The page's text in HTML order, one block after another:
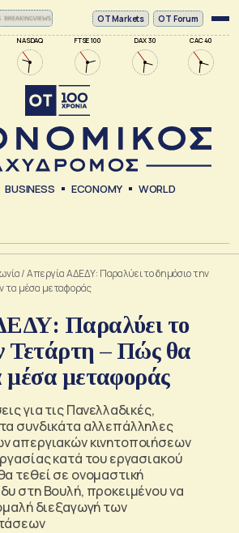
NASDAQ FTSE 100 DAX 30 CAC 40
ΟΤ Markets OT Forum
BUSINESS ECONOMY WORLD
/Απεργία ΑΔΕΔΥ: Παραλύει το δημόσιο την
τα μέσα μεταφοράς
Παραλύει το
Τετάρτη – Πώς θα
μέσα μεταφοράς
για τις Πανελλαδικές,
συνδικάτα αλλεπάλληλες
απεργιακών κινητοποιήσεων
κατά του εργασιακού
τεθεί σε ονομαστική
στη Βουλή, προκειμένου να
διεξαγωγή των